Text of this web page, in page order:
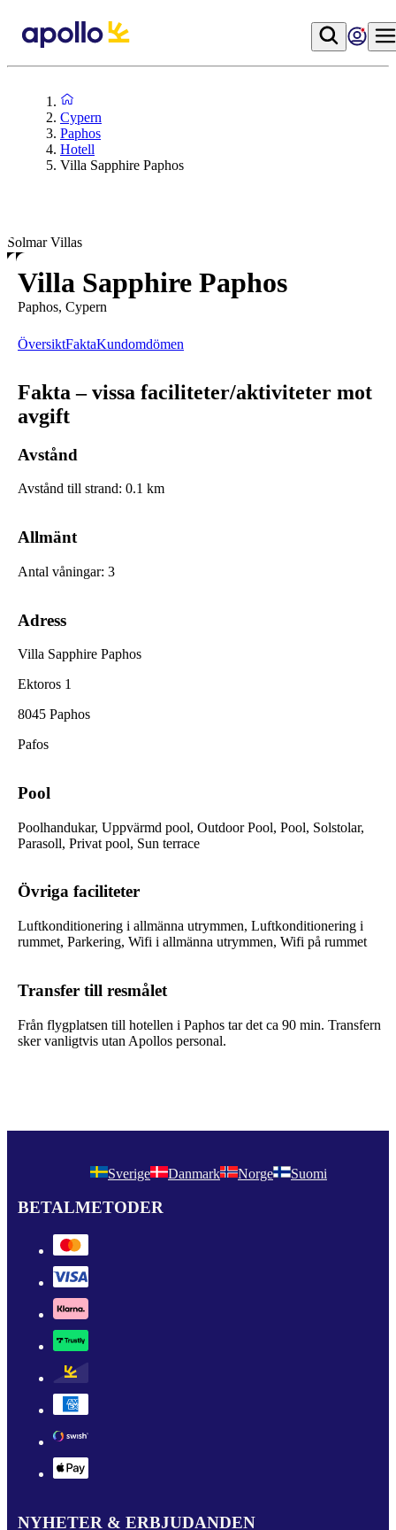
Cypern
Paphos
Hotell
Villa Sapphire Paphos
Solmar Villas
Villa Sapphire Paphos
Paphos, Cypern
ÖversiktFaktaKundomdömen
Fakta – vissa faciliteter/aktiviteter mot
avgift
Avstånd
Avstånd till strand: 0.1 km
Allmänt
Antal våningar: 3
Adress
Villa Sapphire Paphos
Ektoros 1
8045 Paphos
Pafos
Pool
Poolhandukar, Uppvärmd pool, Outdoor Pool, Pool, Solstolar,
Parasoll, Privat pool, Sun terrace
Övriga faciliteter
Luftkonditionering i allmänna utrymmen, Luftkonditionering i
rummet, Parkering, Wifi i allmänna utrymmen, Wifi på rummet
Transfer till resmålet
Från flygplatsen till hotellen i Paphos tar det ca 90 min. Transfern
sker vanligtvis utan Apollos personal.
Sverige Danmark Norge Suomi
BETALMETODER
NYHETER & ERBJUDANDEN